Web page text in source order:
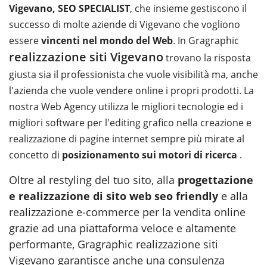
Vigevano, SEO SPECIALIST, che insieme gestiscono il
successo di molte aziende di Vigevano che vogliono
esserevincenti nel mondo del Web. In Gragraphic
realizzazione siti Vigevanotrovano la risposta
giusta sia il professionista che vuole visibilità ma, anche
l'azienda che vuole vendere online i propri prodotti. La
nostra Web Agency utilizza le migliori tecnologie ed i
migliori software per l'editing grafico nella creazione e
realizzazione di pagine internet sempre più mirate al
concetto di posizionamento sui motori di ricerca .
Oltre al restyling del tuo sito, alla progettazione
e realizzazione di sito web seo friendly e alla
realizzazione e-commerce per la vendita online
grazie ad una piattaforma veloce e altamente
performante, Gragraphic realizzazione siti
Vigevano garantisce anche una consulenza